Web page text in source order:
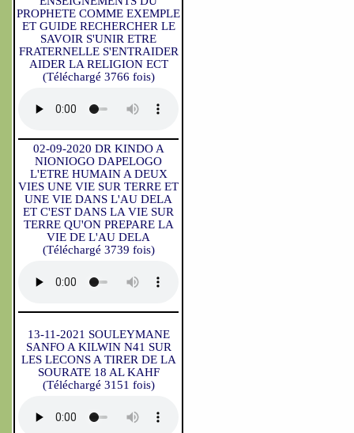
PROPHETE COMME EXEMPLE
ET GUIDE RECHERCHER LE
SAVOIR S'UNIR ETRE
FRATERNELLE S'ENTRAIDER
AIDER LA RELIGION ECT
(Téléchargé 3766 fois)
02-09-2020 DR KINDO A
NIONIOGO DAPELOGO
L'ETRE HUMAIN A DEUX
VIES UNE VIE SUR TERRE ET
UNE VIE DANS L'AU DELA
ET C'EST DANS LA VIE SUR
TERRE QU'ON PREPARE LA
VIE DE L'AU DELA
(Téléchargé 3739 fois)
13-11-2021 SOULEYMANE
SANFO A KILWIN N41 SUR
LES LECONS A TIRER DE LA
SOURATE 18 AL KAHF
(Téléchargé 3151 fois)